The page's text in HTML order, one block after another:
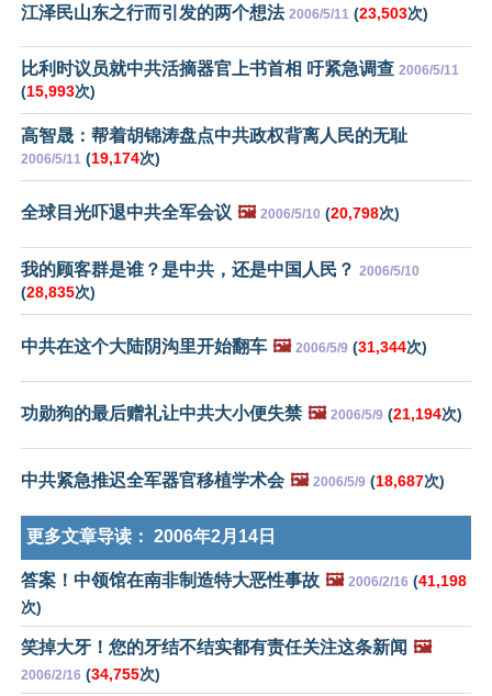
江泽民山东之行而引发的两个想法 2006/5/11 (23,503次)
比利时议员就中共活摘器官上书首相 吁紧急调查 2006/5/11
(15,993次)
高智晟：帮着胡锦涛盘点中共政权背离人民的无耻
2006/5/11 (19,174次)
全球目光吓退中共全军会议 🖼️ 2006/5/10 (20,798次)
我的顾客群是谁？是中共，还是中国人民？ 2006/5/10
(28,835次)
中共在这个大陆阴沟里开始翻车 🖼️ 2006/5/9 (31,344次)
功勋狗的最后赠礼让中共大小便失禁 🖼️ 2006/5/9 (21,194次)
中共紧急推迟全军器官移植学术会 🖼️ 2006/5/9 (18,687次)
更多文章导读： 2006年2月14日
答案！中领馆在南非制造特大恶性事故 🖼️ 2006/2/16 (41,198
次)
笑掉大牙！您的牙结不结实都有责任关注这条新闻 🖼️
2006/2/16 (34,755次)